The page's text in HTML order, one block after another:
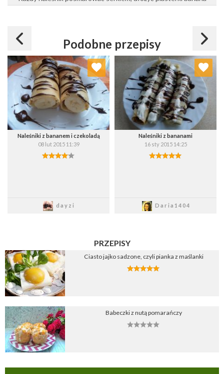
Podobne przepisy
Naleśniki z bananem i czekoladą
08 lut 2015 11:39
dayzi
Dodaj do ulubionych
Wybierz listę:
Zapisz
Naleśniki z bananami
16 sty 2015 14:25
Daria1404
Dodaj do ulubionych
Wybierz listę:
Zapisz
PRZEPISY
Ciasto jajko sadzone, czyli pianka z maślanki
Babeczki z nutą pomarańczy